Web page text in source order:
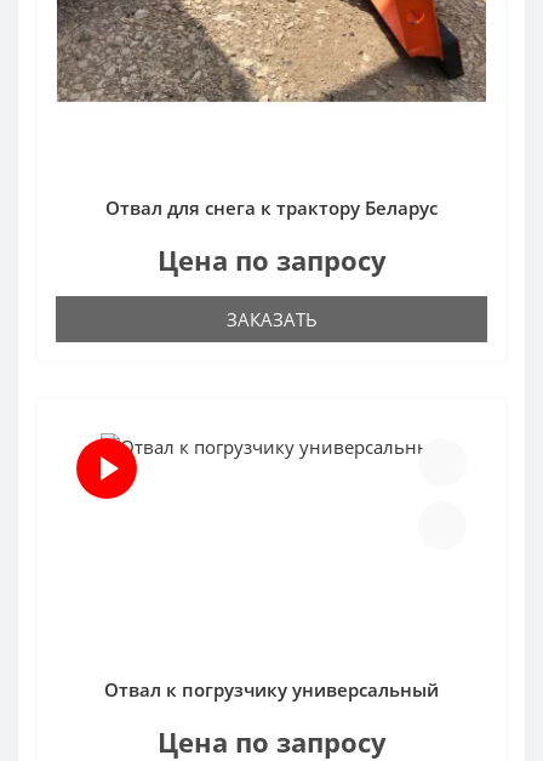
Отвал для снега к трактору Беларус
Цена по запросу
ЗАКАЗАТЬ
Отвал к погрузчику универсальный
Цена по запросу